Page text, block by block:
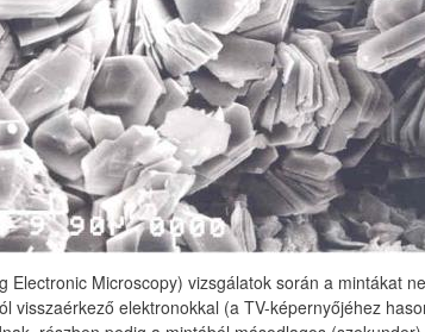
Electronic Microscopy) vizsgálatok során a mintákat
visszaérkező elektronokkal (a TV-képernyőjéhez